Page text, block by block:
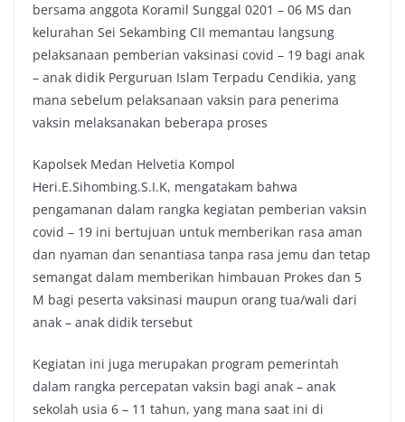
bersama anggota Koramil Sunggal 0201 – 06 MS dan
kelurahan Sei Sekambing CII memantau langsung
pelaksanaan pemberian vaksinasi covid – 19 bagi anak
– anak didik Perguruan Islam Terpadu Cendikia, yang
mana sebelum pelaksanaan vaksin para penerima
vaksin melaksanakan beberapa proses
Kapolsek Medan Helvetia Kompol
Heri.E.Sihombing.S.I.K, mengatakam bahwa
pengamanan dalam rangka kegiatan pemberian vaksin
covid – 19 ini bertujuan untuk memberikan rasa aman
dan nyaman dan senantiasa tanpa rasa jemu dan tetap
semangat dalam memberikan himbauan Prokes dan 5
M bagi peserta vaksinasi maupun orang tua/wali dari
anak – anak didik tersebut
Kegiatan ini juga merupakan program pemerintah
dalam rangka percepatan vaksin bagi anak – anak
sekolah usia 6 – 11 tahun, yang mana saat ini di